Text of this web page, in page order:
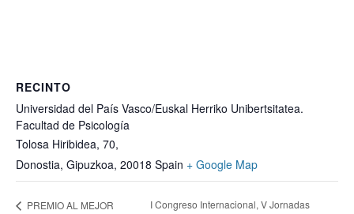
RECINTO
Universidad del País Vasco/Euskal Herriko Unibertsitatea.
Facultad de Psicología
Tolosa Hiribidea, 70,
Donostia, Gipuzkoa, 20018 Spain + Google Map
PREMIO AL MEJOR
I Congreso Internacional, V Jornadas